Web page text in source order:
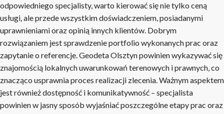
odpowiedniego specjalisty, warto kierować się nie tylko ceną
usługi, ale przede wszystkim doświadczeniem, posiadanymi
uprawnieniami oraz opinią innych klientów. Dobrym
rozwiązaniem jest sprawdzenie portfolio wykonanych prac oraz
zapytanie o referencje. Geodeta Olsztyn powinien wykazywać się
znajomością lokalnych uwarunkowań terenowych i prawnych, co
znacząco usprawnia proces realizacji zlecenia. Ważnym aspektem
jest również dostępność i komunikatywność – specjalista
powinien w jasny sposób wyjaśniać poszczególne etapy prac oraz